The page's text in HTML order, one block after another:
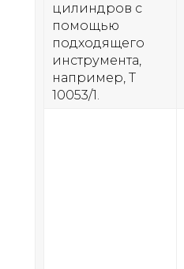
цилиндров с
помощью
подходящего
инструмента,
например, T
10053/1.